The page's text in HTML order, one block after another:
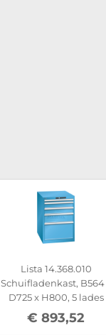
Lista 14.368.010
Schuifladenkast, B564
D725 x H800, 5 lades
€ 893,52